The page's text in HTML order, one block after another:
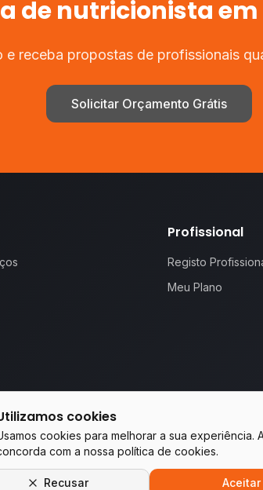
cookies
cookies para melhorar a sua experiência.
com a nossa política de cookies.
Recusar Aceitar
denutricionistaem
e receba propostas de profissionais
Solicitar Orçamento Grátis
Profissional
Registo
Meu Plano
Empresas do grupo WA Tecnologia & Serviços